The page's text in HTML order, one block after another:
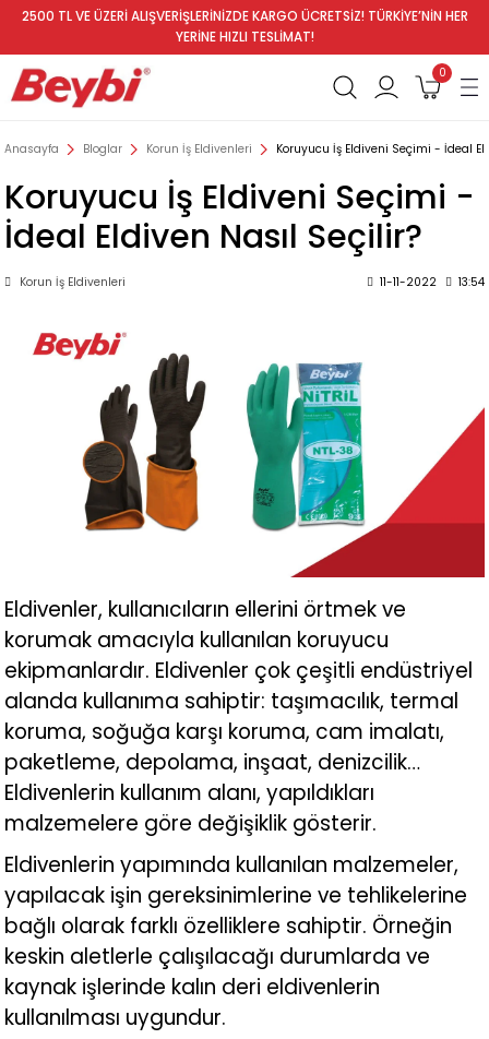
2500 TL VE ÜZERİ ALIŞVERİŞLERİNİZDE KARGO ÜCRETSİZ! TÜRKİYE’NİN HER
YERİNE HIZLI TESLİMAT!
0
Anasayfa Bloglar Korun İş Eldivenleri Koruyucu İş Eldiveni Seçimi - İdeal
Koruyucu İş Eldiveni Seçimi -
İdeal Eldiven Nasıl Seçilir?
Korun İş Eldivenleri 11-11-2022 13:54
Eldivenler, kullanıcıların ellerini örtmek ve
korumak amacıyla kullanılan koruyucu
ekipmanlardır. Eldivenler çok çeşitli endüstriyel
alanda kullanıma sahiptir: taşımacılık, termal
koruma, soğuğa karşı koruma, cam imalatı,
paketleme, depolama, inşaat, denizcilik…
Eldivenlerin kullanım alanı, yapıldıkları
malzemelere göre değişiklik gösterir.
Eldivenlerin yapımında kullanılan malzemeler,
yapılacak işin gereksinimlerine ve tehlikelerine
bağlı olarak farklı özelliklere sahiptir. Örneğin
keskin aletlerle çalışılacağı durumlarda ve
kaynak işlerinde kalın deri eldivenlerin
kullanılması uygundur.